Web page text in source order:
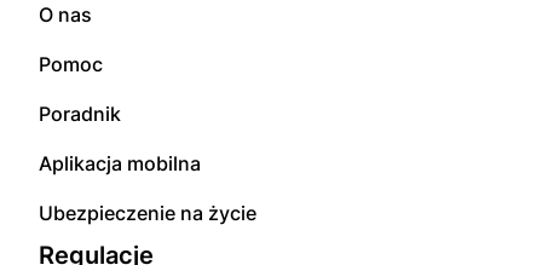
O nas
Pomoc
Poradnik
Aplikacja mobilna
Ubezpieczenie na życie
Regulacje